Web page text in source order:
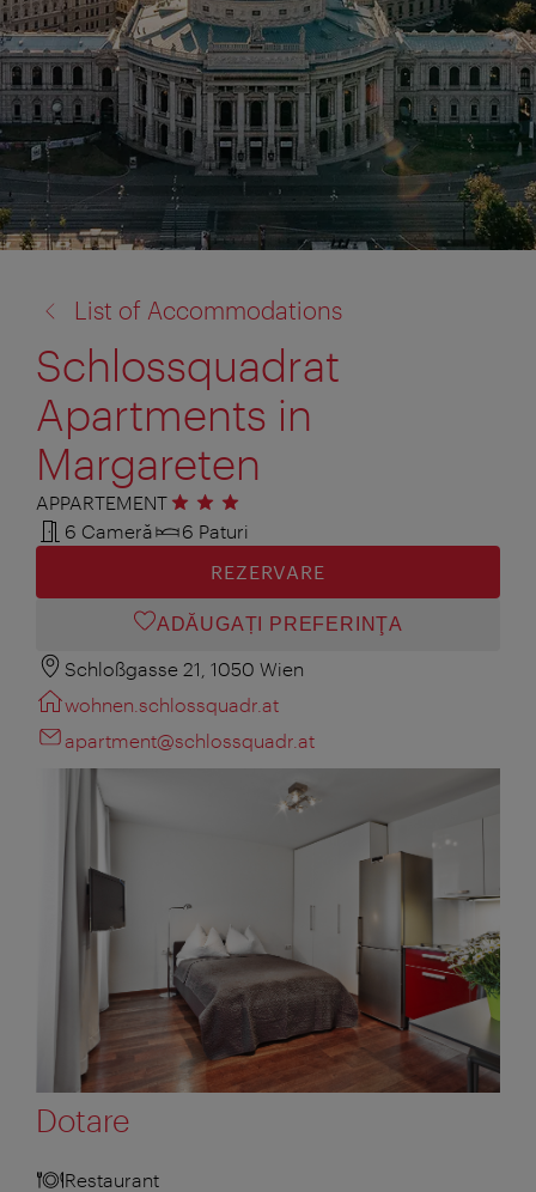
la:
List of Accommodations
Schlossquadrat
Apartments in
Margareten
APPARTEMENT3 stele
6 Cameră
6 Paturi
REZERVARE
ADĂUGAȚI PREFERINŢA
Schloßgasse 21, 1050 Wien
wohnen.schlossquadr.at
apartment@schlossquadr.at
Dotare
Restaurant